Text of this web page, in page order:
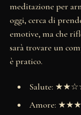
meditazione per
oggi, cerca di
emotive, ma che
sarà trovare un
è pratico.
Salute:
Amore: